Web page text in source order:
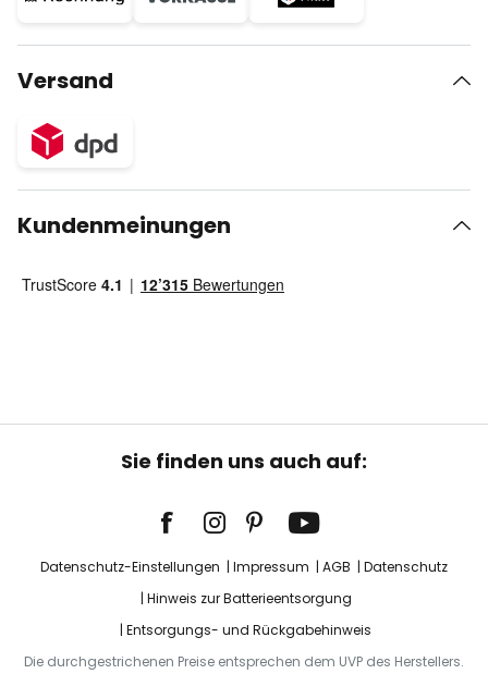
Versand
Kundenmeinungen
Sie finden uns auch auf:
Datenschutz-Einstellungen Impressum AGB
Datenschutz
Hinweis zur Batterieentsorgung
Entsorgungs- und Rückgabehinweis
Die durchgestrichenen Preise entsprechen dem UVP des Herstellers.